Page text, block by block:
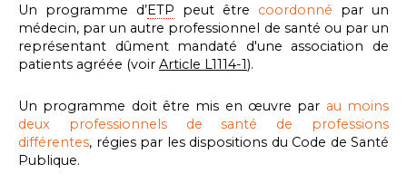
Un programme d’ETP peut être coordonné par un
médecin, par un autre professionnel de santé ou par un
représentant dûment mandaté d'une association de
patients agréée (voir Article L1114-1).
Un programme doit être mis en œuvre par au moins
deux professionnels de santé de professions
différentes, régies par les dispositions du Code de Santé
Publique.